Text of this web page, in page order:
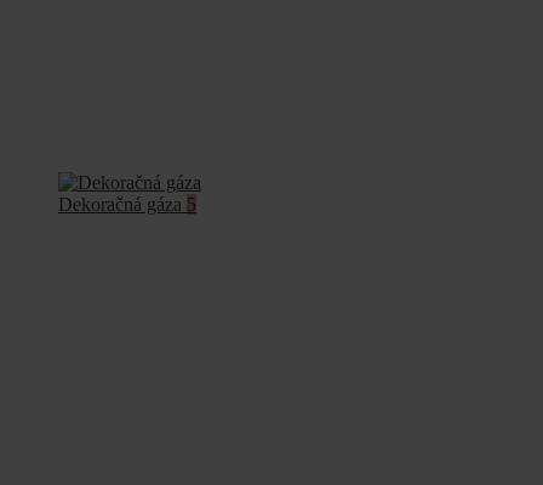
Dekoračná gáza 5